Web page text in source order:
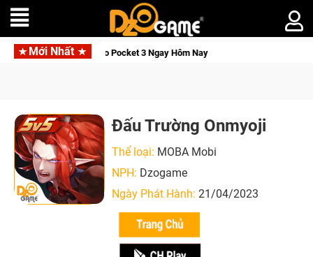
Mới Nhất
Pocket 3 Ngay Hôm Nay Lineage W – Quyền lực và tài
Đấu Trường Onmyoji
Thể loại: MOBA Mobi
NPH: Dzogame
Ngày Phát Hành: 21/04/2023